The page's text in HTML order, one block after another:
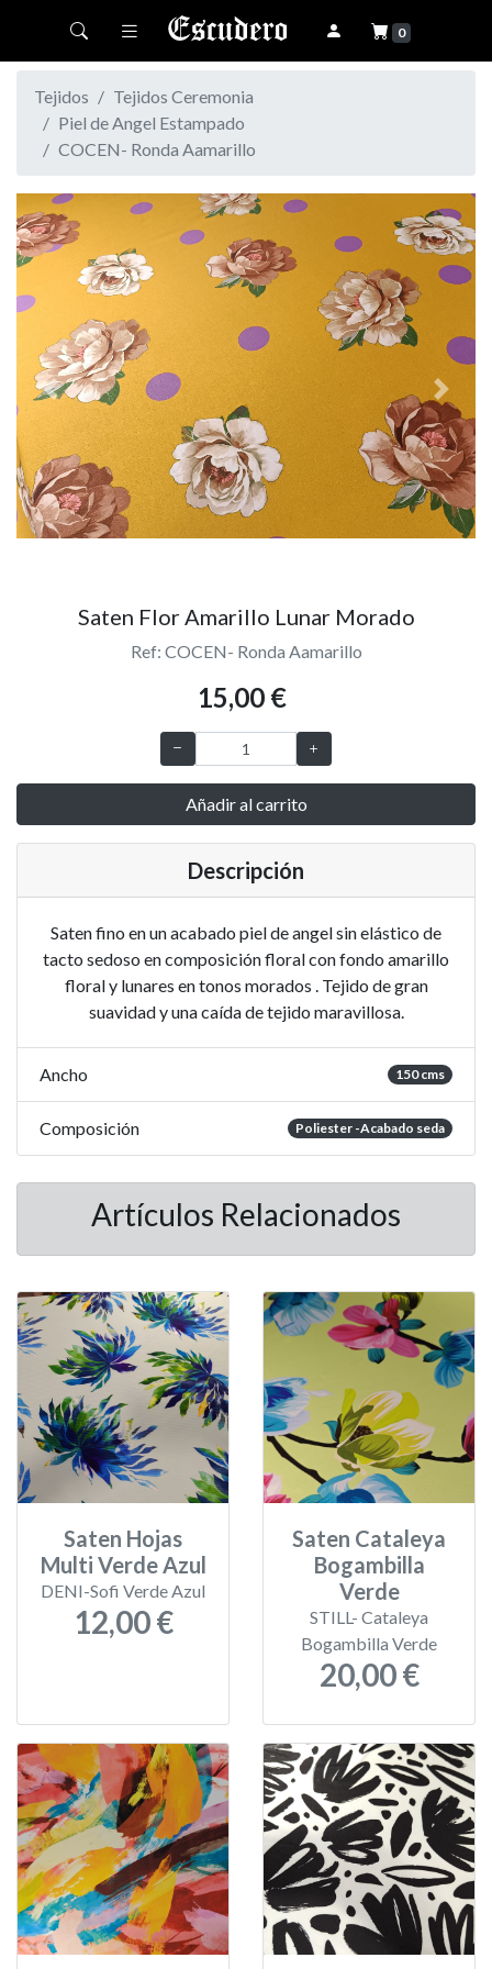
Toggle navigation 0
Tejidos
Tejidos Ceremonia
Piel de Angel Estampado
COCEN- Ronda Aamarillo
Previous Next
Saten Flor Amarillo Lunar Morado
Ref: COCEN- Ronda Aamarillo
15,00 €
Añadir al carrito
Descripción
Saten fino en un acabado piel de angel sin elástico de
tacto sedoso en composición floral con fondo amarillo
floral y lunares en tonos morados . Tejido de gran
suavidad y una caída de tejido maravillosa.
Ancho 150 cms
Composición Poliester -Acabado seda
Artículos Relacionados
Saten Hojas
Multi Verde Azul
DENI-Sofi Verde Azul
12,00 €
Saten Cataleya
Bogambilla
Verde
STILL- Cataleya
Bogambilla Verde
20,00 €